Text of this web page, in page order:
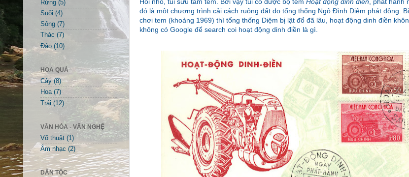
đó là một chương trình cải cách ruộng đất do tổng thống Ngô Đình Diệm phát động.
chơi tem (khoảng 1969) thì tổng thống Diệm bị lật đổ đã lâu, hoạt động dinh điền
không có Google để search coi hoạt động dinh điền là gì.
Rừng (5)
Suối (4)
Sông (7)
Thác (7)
Đảo (10)
HOA QUẢ
Cây (8)
Hoa (7)
Trái (12)
VĂN HÓA - VĂN NGHỆ
Võ thuật (1)
Âm nhạc (2)
DÂN TỘC